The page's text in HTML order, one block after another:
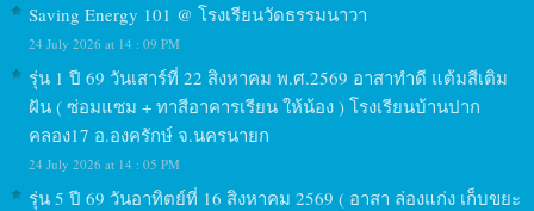
Saving Energy 101 @ โรงเรียนวัดธรรมนาวา
24 July 2026 at 14 : 09 PM
รุ่น 1 ปี 69 วันเสาร์ที่ 22 สิงหาคม พ.ศ.2569 อาสาทำดี แต้มสีเติม
ฝัน ( ซ่อมแซม + ทาสีอาคารเรียน ให้น้อง ) โรงเรียนบ้านปาก
คลอง17 อ.องครักษ์ จ.นครนายก
24 July 2026 at 14 : 05 PM
รุ่น 5 ปี 69 วันอาทิตย์ที่ 16 สิงหาคม 2569 ( อาสา ล่องแก่ง เก็บขยะ